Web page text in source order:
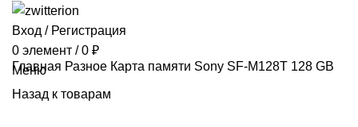
Вход / Регистрация
0 элемент / 0 ₽
Меню
Главная Разное Карта памяти Sony SF-M128T 128 GB
Назад к товарам